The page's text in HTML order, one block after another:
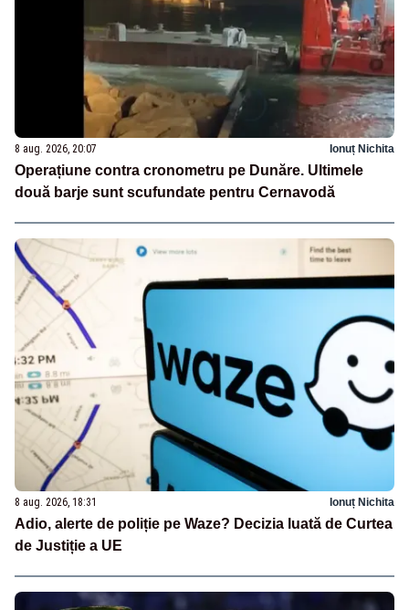
8 aug. 2026, 20:07 Ionuț Nichita
Operațiune contra cronometru pe Dunăre. Ultimele
două barje sunt scufundate pentru Cernavodă
8 aug. 2026, 18:31 Ionuț Nichita
Adio, alerte de poliție pe Waze? Decizia luată de Curtea
de Justiție a UE